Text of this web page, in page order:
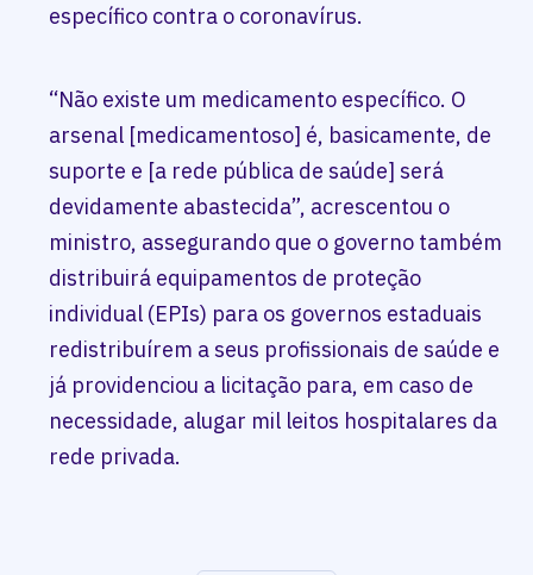
específico contra o coronavírus.
“Não existe um medicamento específico. O
arsenal [medicamentoso] é, basicamente, de
suporte e [a rede pública de saúde] será
devidamente abastecida”, acrescentou o
ministro, assegurando que o governo também
distribuirá equipamentos de proteção
individual (EPIs) para os governos estaduais
redistribuírem a seus profissionais de saúde e
já providenciou a licitação para, em caso de
necessidade, alugar mil leitos hospitalares da
rede privada.